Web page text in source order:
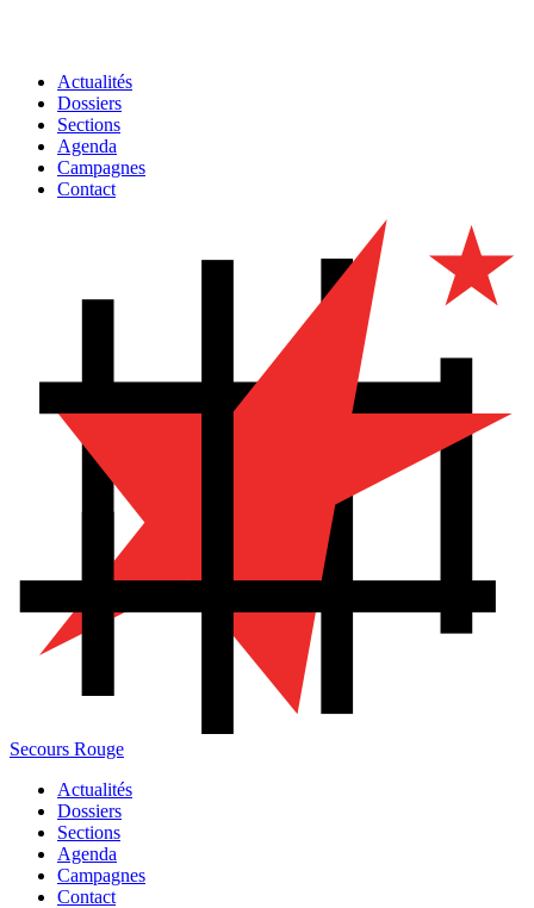
Actualités
Dossiers
Sections
Agenda
Campagnes
Contact
Secours Rouge
Actualités
Dossiers
Sections
Agenda
Campagnes
Contact